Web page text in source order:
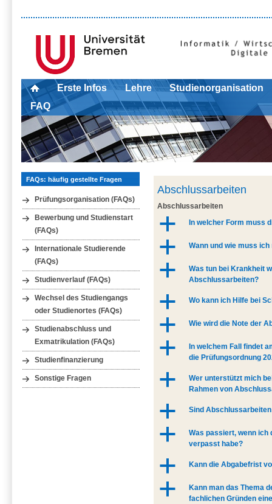
Erste Infos Lehre
Studienorganisation
FAQ
FAQs: häufig gestellte Fragen
Prüfungsorganisation (FAQs)
Bewerbung und Studienstart
(FAQs)
Internationale Studierende
(FAQs)
Studienverlauf (FAQs)
Wechsel des Studiengangs
oder Studienortes (FAQs)
Studienabschluss und
Exmatrikulation (FAQs)
Studienfinanzierung
Sonstige Fragen
Abschlussarbeiten
Abschlussarbeiten
a In welcher Form muss
a Wann und wie muss
a
Was tun bei Krankheit
Abschlussarbeiten?
a Wo kann ich Hilfe bei
a Wie wird die Note der
a
In welchem Fall findet
die Prüfungsordnung
a
Wer unterstützt mich
Rahmen von
a Sind
a
Was passiert, wenn
verpasst habe?
a Kann die Abgabefrist
a
Kann man das Thema
fachlichen Gründen